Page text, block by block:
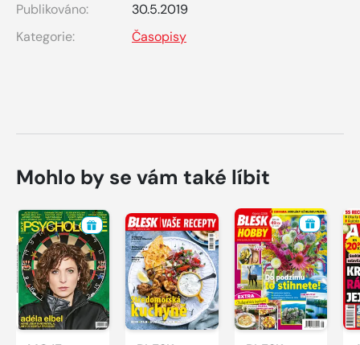
Publikováno:
30.5.2019
Kategorie:
Časopisy
Mohlo by se vám také líbit